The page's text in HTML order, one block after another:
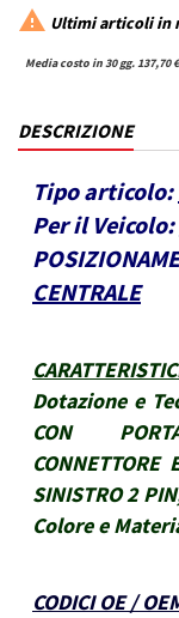
 Ultimi articoli in
Media costo in 30 gg. 137,70 €
DESCRIZIONE
Tipo articolo:
Per il Veicolo:
CENTRALE
Dotazione e
CON
CONNETTORE
SINISTRO 2
Colore e
CODICI OE /